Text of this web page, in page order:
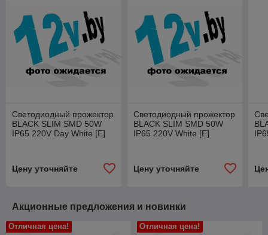
Светодиодный прожектор
BLACK SLIM SMD 50W
IP65 220V Day White [E]
Цену уточняйте
Светодиодный прожектор
BLACK SLIM SMD 50W
IP65 220V White [E]
Цену уточняйте
Акционные предложения и новинки
Отличная цена! Отличная цена!